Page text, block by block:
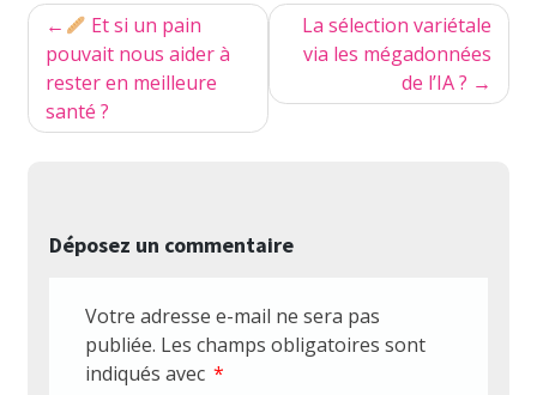
Navigation
de
l’article
Et si un pain
pouvait nous aider à
rester en meilleure
santé ?
La sélection variétale
via les mégadonnées
de l’IA ?
Déposez un commentaire
Votre adresse e-mail ne sera pas
publiée. Les champs obligatoires sont
indiqués avec *